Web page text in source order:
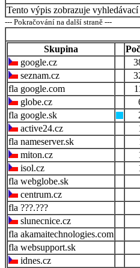
Tento výpis zobrazuje
--- Pokračování na další straně ---
Skupina
google.cz
seznam.cz
google.com
globe.cz
google.sk
active24.cz
nameserver.sk
miton.cz
isol.cz
webglobe.sk
centrum.cz
???.???
slunecnice.cz
akamaitechnologies.com
websupport.sk
idnes.cz